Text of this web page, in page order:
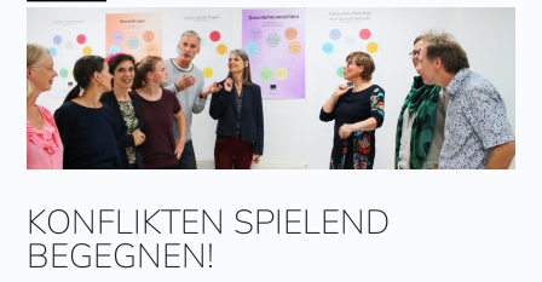
menu
menu
KONFLIKTEN SPIELEND
BEGEGNEN!